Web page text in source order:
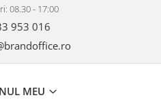
08.30 - 17:00
953 016
MEU